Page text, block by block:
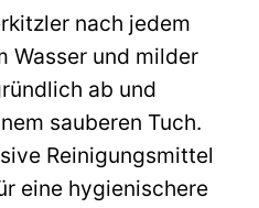
nach jedem
Wasser und milder
ab und
sauberen Tuch.
Reinigungsmittel
eine hygienischere